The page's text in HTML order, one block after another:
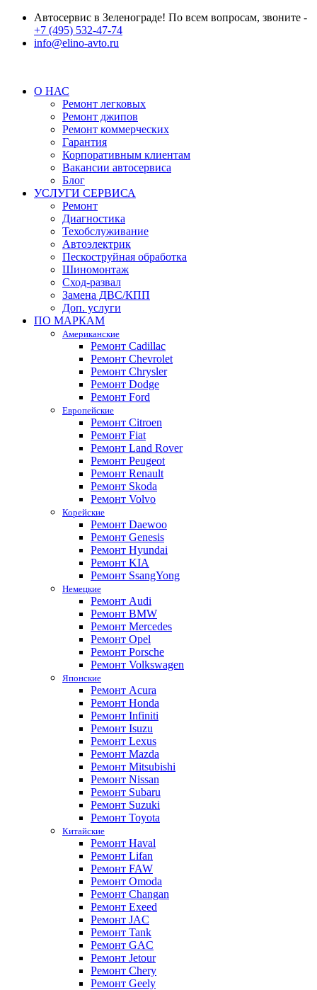
Автосервис в Зеленограде! По всем вопросам, звоните -
+7 (495) 532-47-74
info@elino-avto.ru
О НАС
Ремонт легковых
Ремонт джипов
Ремонт коммерческих
Гарантия
Корпоративным клиентам
Вакансии автосервиса
Блог
УСЛУГИ СЕРВИСА
Ремонт
Диагностика
Техобслуживание
Автоэлектрик
Пескоструйная обработка
Шиномонтаж
Сход-развал
Замена ДВС/КПП
Доп. услуги
ПО МАРКАМ
Американские
Ремонт Cadillac
Ремонт Chevrolet
Ремонт Chrysler
Ремонт Dodge
Ремонт Ford
Европейские
Ремонт Citroen
Ремонт Fiat
Ремонт Land Rover
Ремонт Peugeot
Ремонт Renault
Ремонт Skoda
Ремонт Volvo
Корейские
Ремонт Daewoo
Ремонт Genesis
Ремонт Hyundai
Ремонт KIA
Ремонт SsangYong
Немецкие
Ремонт Audi
Ремонт BMW
Ремонт Mercedes
Ремонт Opel
Ремонт Porsche
Ремонт Volkswagen
Японские
Ремонт Acura
Ремонт Honda
Ремонт Infiniti
Ремонт Isuzu
Ремонт Lexus
Ремонт Mazda
Ремонт Mitsubishi
Ремонт Nissan
Ремонт Subaru
Ремонт Suzuki
Ремонт Toyota
Китайские
Ремонт Haval
Ремонт Lifan
Ремонт FAW
Ремонт Omoda
Ремонт Changan
Ремонт Exeed
Ремонт JAC
Ремонт Tank
Ремонт GAC
Ремонт Jetour
Ремонт Chery
Ремонт Geely